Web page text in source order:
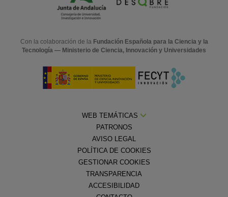
Con la colaboración de la Fundación Española para la Ciencia y la
Tecnología — Ministerio de Ciencia, Innovación y Universidades
WEB TEMÁTICAS
PATRONOS
AVISO LEGAL
POLÍTICA DE COOKIES
GESTIONAR COOKIES
TRANSPARENCIA
ACCESIBILIDAD